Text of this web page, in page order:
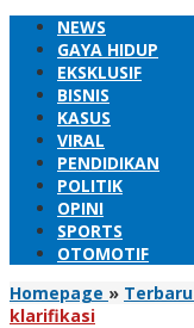
NEWS
GAYA HIDUP
EKSKLUSIF
BISNIS
KASUS
VIRAL
PENDIDIKAN
POLITIK
OPINI
SPORTS
OTOMOTIF
Homepage » Terbaru
klarifikasi